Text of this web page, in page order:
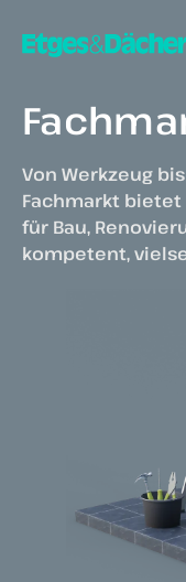
Von Werkzeug
Fachmarkt
für Bau,
kompetent,